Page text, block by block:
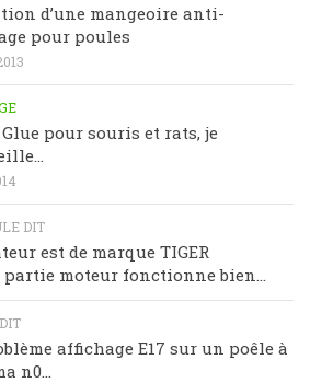
d’une mangeoire anti-
pour poules
Glue pour souris et rats, je
DIT
est de marque TIGER
partie moteur fonctionne bien...
affichage E17 sur un poêle à
n0...